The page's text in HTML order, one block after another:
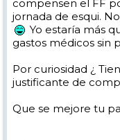
compensen el FF
jornada de esqui.
Yo estaría más
gastos médicos sin
Por curiosidad ¿
justificante de
Que se mejore tu